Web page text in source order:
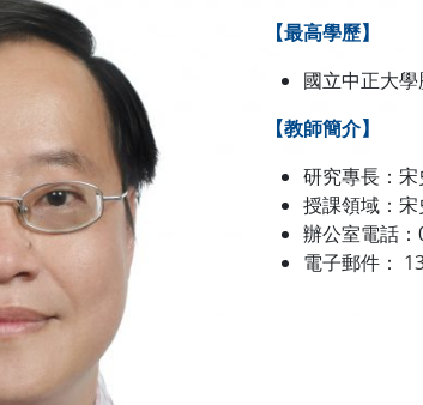
【最高學歷】
國立中正大
【教師簡介】
研究專長：
授課領域：
辦公室電話
電子郵件：